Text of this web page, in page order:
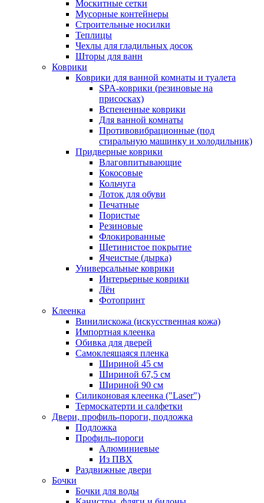
Москитные сетки
Мусорные контейнеры
Строительные носилки
Теплицы
Чехлы для гладильных досок
Шторы для ванн
Коврики
Коврики для ванной комнаты и туалета
SPA-коврики (резиновые на
присосках)
Вспененные коврики
Для ванной комнаты
Противовибрационные (под
стиральную машинку и холодильник)
Придверные коврики
Влаговпитывающие
Кокосовые
Кольчуга
Лоток для обуви
Печатные
Пористые
Резиновые
Флокированные
Щетинистое покрытие
Ячеистые (дырка)
Универсальные коврики
Интерьерные коврики
Лён
Фотопринт
Клеенка
Винилискожа (искусственная кожа)
Импортная клеенка
Обивка для дверей
Самоклеящаяся пленка
Шириной 45 см
Шириной 67,5 см
Шириной 90 см
Силиконовая клеенка ("Laser")
Термоскатерти и салфетки
Двери, профиль-пороги, подложка
Подложка
Профиль-пороги
Алюминиевые
Из ПВХ
Раздвижные двери
Бочки
Бочки для воды